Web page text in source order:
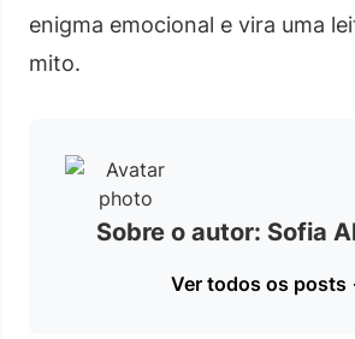
enigma emocional e vira uma
mito.
Sobre o autor: Sofia
Ver todos os posts